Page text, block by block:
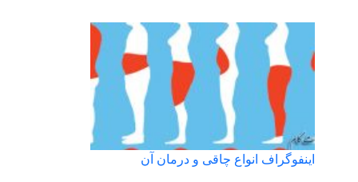
اینفوگراف انواع چاقی و درمان آن